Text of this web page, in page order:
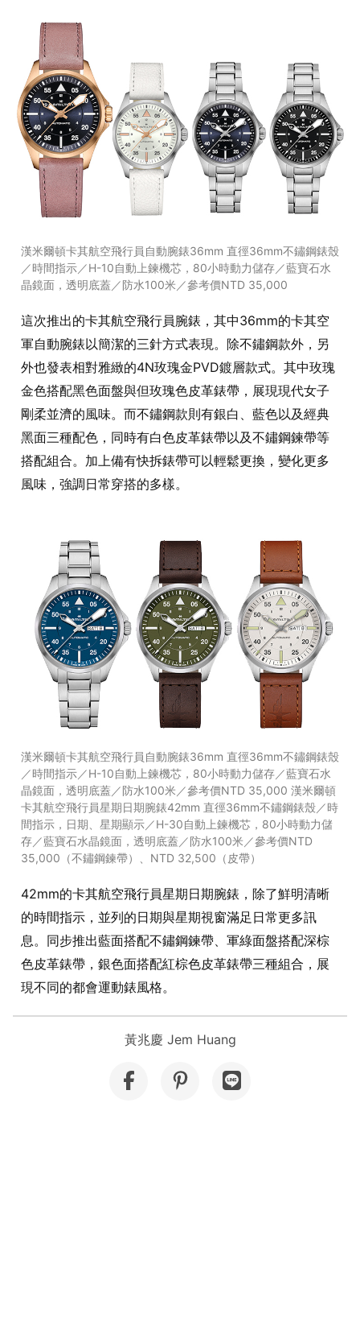
漢米爾頓卡其航空飛行員自動腕錶36mm 直徑36mm不鏽鋼錶殼
／時間指示／H-10自動上鍊機芯，80小時動力儲存／藍寶石水
晶鏡面，透明底蓋／防水100米／參考價NTD 35,000
這次推出的卡其航空飛行員腕錶，其中36mm的卡其空
軍自動腕錶以簡潔的三針方式表現。除不鏽鋼款外，另
外也發表相對雅緻的4N玫瑰金PVD鍍層款式。其中玫瑰
金色搭配黑色面盤與但玫瑰色皮革錶帶，展現現代女子
剛柔並濟的風味。而不鏽鋼款則有銀白、藍色以及經典
黑面三種配色，同時有白色皮革錶帶以及不鏽鋼鍊帶等
搭配組合。加上備有快拆錶帶可以輕鬆更換，變化更多
風味，強調日常穿搭的多樣。
漢米爾頓卡其航空飛行員自動腕錶36mm 直徑36mm不鏽鋼錶殼
／時間指示／H-10自動上鍊機芯，80小時動力儲存／藍寶石水
晶鏡面，透明底蓋／防水100米／參考價NTD 35,000 漢米爾頓
卡其航空飛行員星期日期腕錶42mm 直徑36mm不鏽鋼錶殼／時
間指示，日期、星期顯示／H-30自動上鍊機芯，80小時動力儲
存／藍寶石水晶鏡面，透明底蓋／防水100米／參考價NTD
35,000（不鏽鋼鍊帶）、NTD 32,500（皮帶）
42mm的卡其航空飛行員星期日期腕錶，除了鮮明清晰
的時間指示，並列的日期與星期視窗滿足日常更多訊
息。同步推出藍面搭配不鏽鋼鍊帶、軍綠面盤搭配深棕
色皮革錶帶，銀色面搭配紅棕色皮革錶帶三種組合，展
現不同的都會運動錶風格。
黃兆慶 Jem Huang